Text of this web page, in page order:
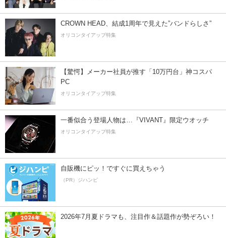
CROWN HEAD、結成1周年で見えた”バンドらしさ”
オリコンタイアップ特集
【驚愕】メーカー社員が推す「10万円台」神コスパ
PC
オリコンタイアップ特集
一番似合う登場人物は…『VIVANT』限定ウオッチ
オリコンタイアップ特集
自販機にピッ！ですぐに買えちゃう
（PR）ジハンピ
2026年7月夏ドラマも、注目作＆話題作が勢ぞろい！